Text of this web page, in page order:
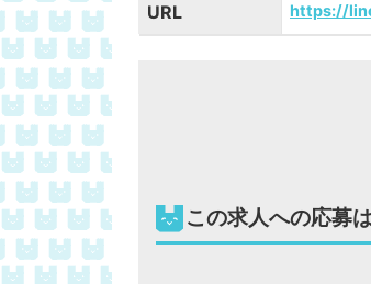
URL https://
この求人への応募